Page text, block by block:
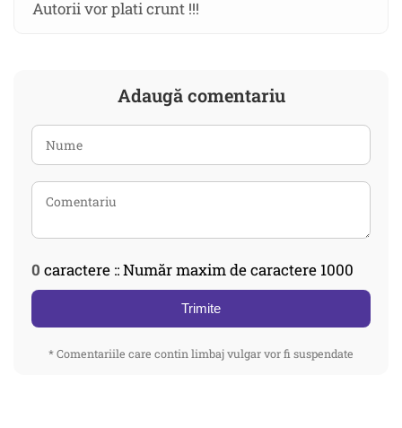
Autorii vor plati crunt !!!
Adaugă comentariu
0 caractere :: Număr maxim de caractere 1000
Trimite
* Comentariile care contin limbaj vulgar vor fi suspendate